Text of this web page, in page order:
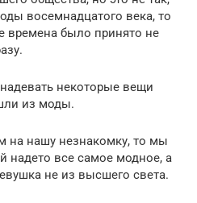
восемнадцатого века, то
времена было принято не
некоторые вещи
из моды.
на нашу незнакомку, то мы
надето все самое модное, а
не из высшего света.